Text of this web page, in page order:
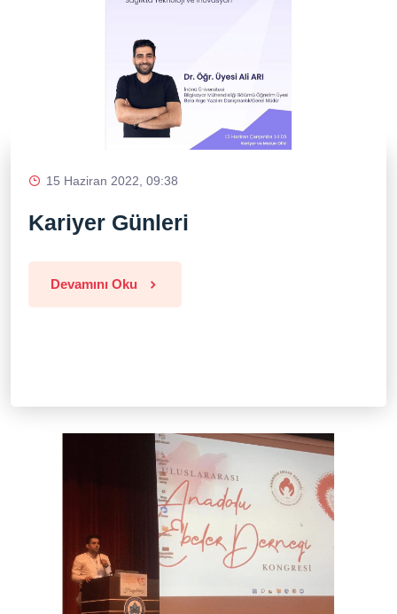
15 Haziran 2022, 09:38
Kariyer Günleri
Devamını Oku